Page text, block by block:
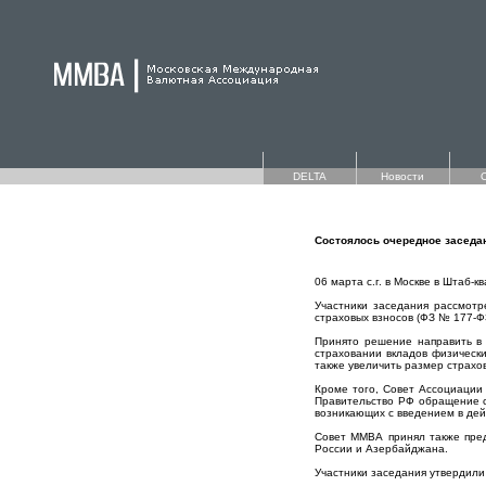
DELTA Новости
Состоялось очередное
06 марта с.г. в Москве в Штаб-
Участники заседания
страховых взносов (ФЗ № 177-
Принято решение направить
страховании вкладов
также увеличить размер
Кроме того, Совет
Правительство РФ обращение
возникающих с введением в
Совет ММВА принял также
России и Азербайджана.
Участники заседания